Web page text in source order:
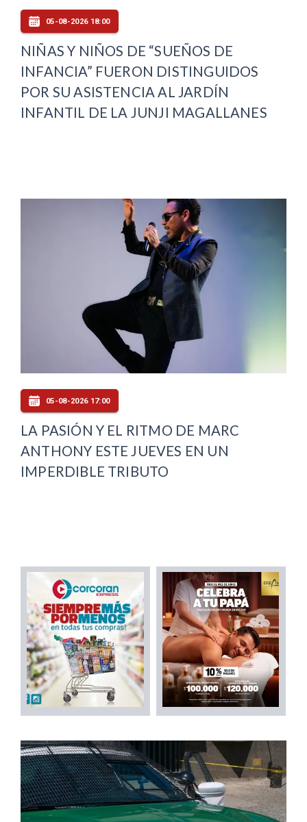
05-08-2026 18:00
NIÑAS Y NIÑOS DE “SUEÑOS DE
INFANCIA” FUERON DISTINGUIDOS
POR SU ASISTENCIA AL JARDÍN
INFANTIL DE LA JUNJI MAGALLANES
05-08-2026 17:00
LA PASIÓN Y EL RITMO DE MARC
ANTHONY ESTE JUEVES EN UN
IMPERDIBLE TRIBUTO